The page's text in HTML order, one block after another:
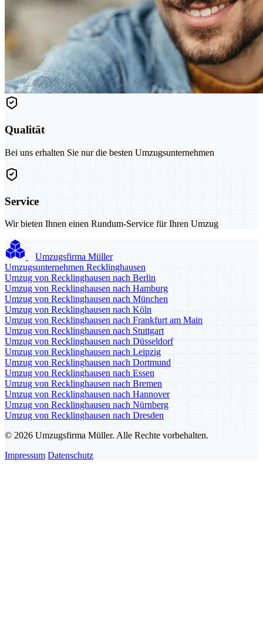
Qualität
Bei uns erhalten Sie nur die besten Umzugsunternehmen
Service
Wir bieten Ihnen einen Rundum-Service für Ihren Umzug
Umzugsfirma Müller
Umzugsunternehmen Recklinghausen
Umzug von Recklinghausen nach Berlin
Umzug von Recklinghausen nach Hamburg
Umzug von Recklinghausen nach München
Umzug von Recklinghausen nach Köln
Umzug von Recklinghausen nach Frankfurt am Main
Umzug von Recklinghausen nach Stuttgart
Umzug von Recklinghausen nach Düsseldorf
Umzug von Recklinghausen nach Leipzig
Umzug von Recklinghausen nach Dortmund
Umzug von Recklinghausen nach Essen
Umzug von Recklinghausen nach Bremen
Umzug von Recklinghausen nach Hannover
Umzug von Recklinghausen nach Nürnberg
Umzug von Recklinghausen nach Dresden
© 2026 Umzugsfirma Müller. Alle Rechte vorbehalten.
Impressum Datenschutz